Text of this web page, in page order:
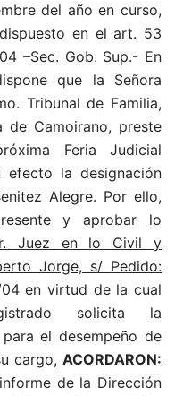
del año en curso,
en el art. 53
–Sec. Gob. Sup.- En
que la Señora
Tribunal de Familia,
de Camoirano, preste
Feria Judicial
efecto la designación
Alegre. Por ello,
y aprobar lo
Juez en lo Civil y
Jorge, s/ Pedido:
en virtud de la cual
solicita la
el desempeño de
cargo, ACORDARON:
de la Dirección